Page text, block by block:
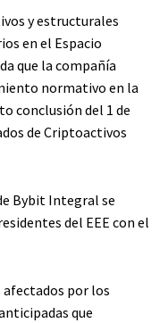
y estructurales
en el Espacio
que la compañía
normativo en la
conclusión del 1 de
de Criptoactivos
Bybit Integral se
del EEE con el
por los
que